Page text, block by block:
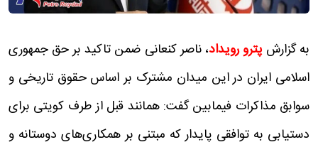
به گزارش پترو رویداد، ناصر کنعانی ضمن تاکید بر حق جمهوری
اسلامی ایران در این میدان مشترک بر اساس حقوق تاریخی و
سوابق مذاکرات فیمابین‌ گفت: همانند قبل از طرف کویتی برای
دستیابی به توافقی پایدار که مبتنی بر همکاری‌های دوستانه و